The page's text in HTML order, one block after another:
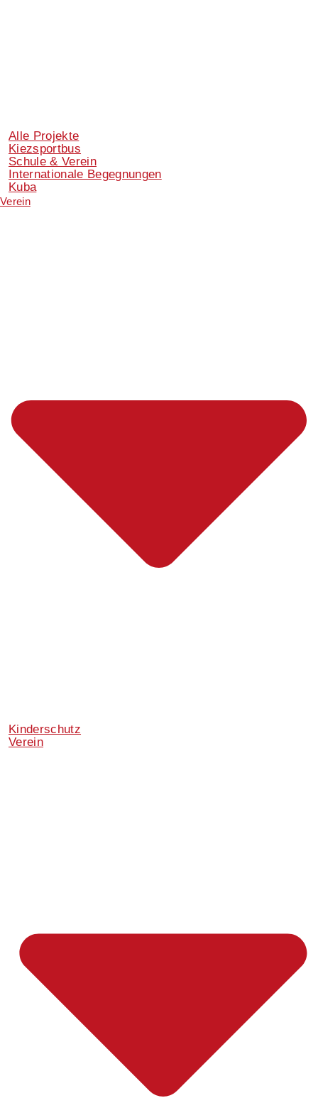
Alle Projekte
Kiezsportbus
Schule & Verein
Internationale Begegnungen
Kuba
Verein
Kinderschutz
Verein